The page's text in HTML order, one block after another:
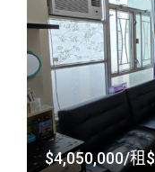
$4,050,000/租